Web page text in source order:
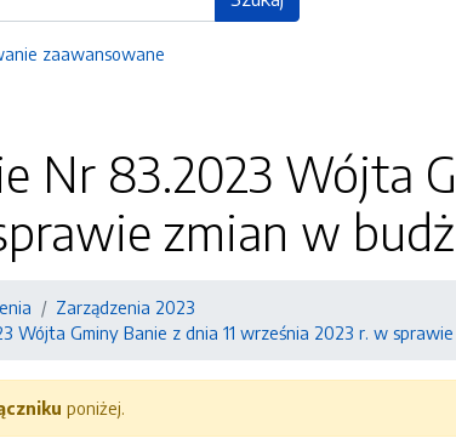
zaawansowane
Nr 83.2023 Wójta
zmian w
Zarządzenia 2023
Wójta Gminy Banie z dnia 11 września 2023 r. w
poniżej.